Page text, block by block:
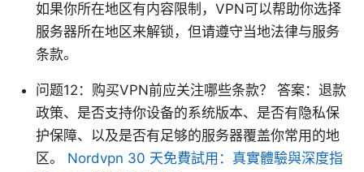
如果你所在地区有内容限制，VPN可以帮助你选择
服务器所在地区来解锁，但请遵守当地法律与服务
条款。
问题12：购买VPN前应关注哪些条款？ 答案：退款
政策、是否支持你设备的系统版本、是否有隐私保
护保障、以及是否有足够的服务器覆盖你常用的地
区。 Nordvpn 30 天免費試用：真實體驗與深度指